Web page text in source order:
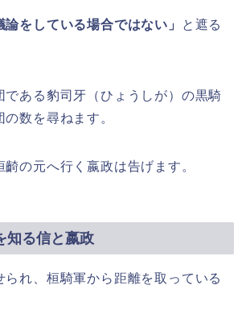
論をしている場合ではない」
と遮る
である豹司牙（ひょうしが）の黒騎
数を尋ねます。
の元へ行く嬴政は告げます。
知る信と嬴政
られ、桓騎軍から距離を取っている